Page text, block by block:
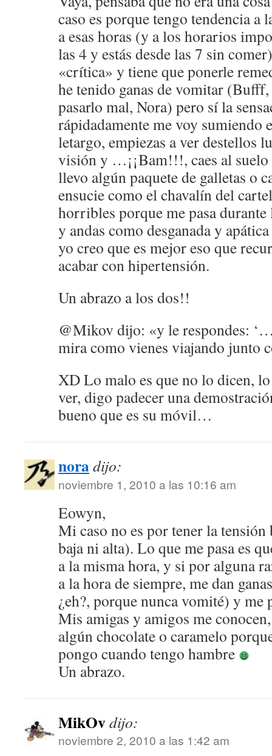
caso es porque tengo tendencia a
a esas horas (y a los horarios
las 4 y estás desde las 7 sin
«crítica» y tiene que ponerle
he tenido ganas de vomitar (Bufff,
pasarlo mal, Nora) pero sí la
rápidadamente me voy sumiendo
letargo, empiezas a ver destellos
visión y …¡¡Bam!!!, caes al suelo
llevo algún paquete de galletas o
ensucie como el chavalín del
horribles porque me pasa
y andas como desganada y
yo creo que es mejor eso que
acabar con hipertensión.
Un abrazo a los dos!!
@Mikov dijo: «y le respondes:
mira como vienes viajando junto
XD Lo malo es que no lo dicen,
ver, digo padecer una
bueno que es su móvil…
noradijo:
noviembre 1, 2010 a las 10:16 am
Eowyn,
Mi caso no es por tener la
baja ni alta). Lo que me pasa es
a la misma hora, y si por alguna
a la hora de siempre, me dan
¿eh?, porque nunca vomité) y me
Mis amigas y amigos me
algún chocolate o caramelo
pongo cuando tengo hambre
Un abrazo.
MikOvdijo:
noviembre 2, 2010 a las 1:42 am